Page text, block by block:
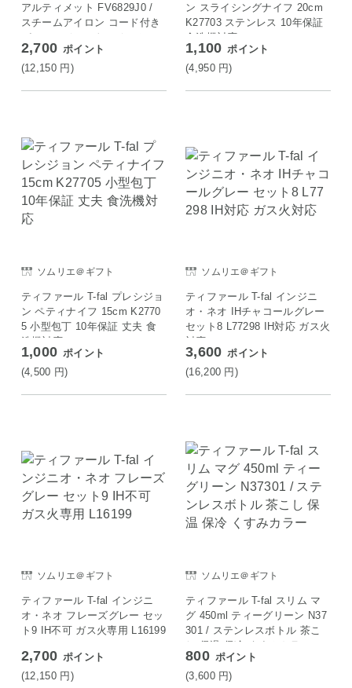
アルティメット FV6829J0 /
スチームアイロン コード付き
パワフルジェットスチーム
2,700 ポイント
(12,150 円)
ン スライシングナイフ 20cm
K27703 ステンレス 10年保証
食洗機対応
1,100 ポイント
(4,950 円)
ソムリエ＠ギフト
ティファール T-fal プレシジョ
ン ペティナイフ 15cm K2770
5 小型包丁 10年保証 丈夫 食
洗機対応
1,000 ポイント
(4,500 円)
ソムリエ＠ギフト
ティファール T-fal インジニ
オ・ネオ IHチャコールグレー
セット8 L77298 IH対応 ガス火
対応
3,600 ポイント
(16,200 円)
ソムリエ＠ギフト
ティファール T-fal インジニ
オ・ネオ フレーズグレー セッ
ト9 IH不可 ガス火専用 L16199
2,700 ポイント
(12,150 円)
ソムリエ＠ギフト
ティファール T-fal スリム マ
グ 450ml ティーグリーン N37
301 / ステンレスボトル 茶こ
し 保温 保冷 くすみカラー
800 ポイント
(3,600 円)